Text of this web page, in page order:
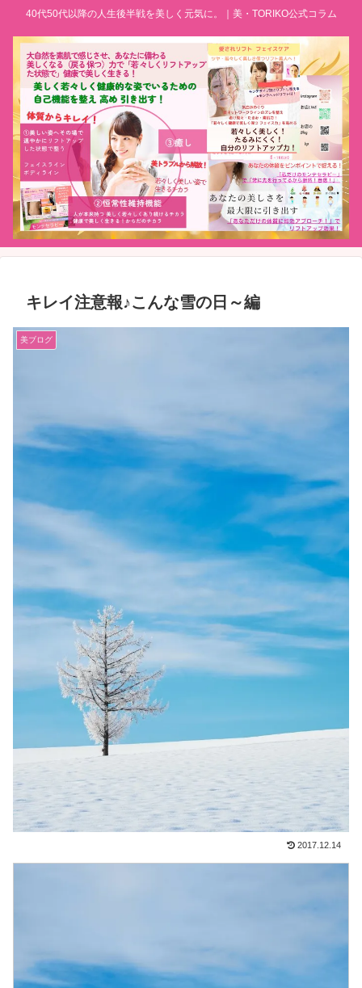
40代50代以降の人生後半戦を美しく元気に。｜美・TORIKO公式コラム
キレイ注意報♪こんな雪の日～編
美ブログ
2017.12.14